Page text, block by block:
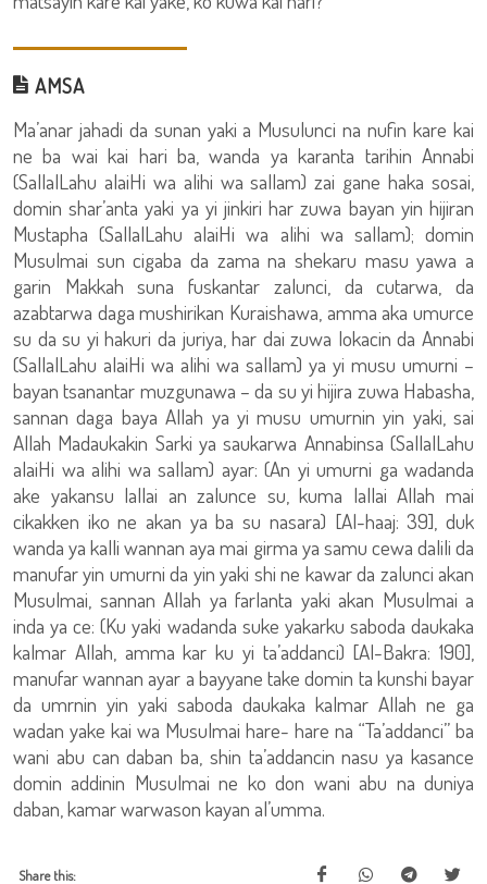
AMSA
Ma’anar jahadi da sunan yaki a Musulunci na nufin kare kai
ne ba wai kai hari ba, wanda ya karanta tarihin Annabi
(SallalLahu alaiHi wa alihi wa sallam) zai gane haka sosai,
domin shar’anta yaki ya yi jinkiri har zuwa bayan yin hijiran
Mustapha (SallalLahu alaiHi wa alihi wa sallam); domin
Musulmai sun cigaba da zama na shekaru masu yawa a
garin Makkah suna fuskantar zalunci, da cutarwa, da
azabtarwa daga mushirikan Kuraishawa, amma aka umurce
su da su yi hakuri da juriya, har dai zuwa lokacin da Annabi
(SallalLahu alaiHi wa alihi wa sallam) ya yi musu umurni –
bayan tsanantar muzgunawa – da su yi hijira zuwa Habasha,
sannan daga baya Allah ya yi musu umurnin yin yaki, sai
Allah Madaukakin Sarki ya saukarwa Annabinsa (SallalLahu
alaiHi wa alihi wa sallam) ayar: (An yi umurni ga wadanda
ake yakansu lallai an zalunce su, kuma lallai Allah mai
cikakken iko ne akan ya ba su nasara) [Al-haaj: 39], duk
wanda ya kalli wannan aya mai girma ya samu cewa dalili da
manufar yin umurni da yin yaki shi ne kawar da zalunci akan
Musulmai, sannan Allah ya farlanta yaki akan Musulmai a
inda ya ce: (Ku yaki wadanda suke yakarku saboda daukaka
kalmar Allah, amma kar ku yi ta’addanci) [Al-Bakra: 190],
manufar wannan ayar a bayyane take domin ta kunshi bayar
da umrnin yin yaki saboda daukaka kalmar Allah ne ga
wadan yake kai wa Musulmai hare- hare na “Ta’addanci” ba
wani abu can daban ba, shin ta’addancin nasu ya kasance
domin addinin Musulmai ne ko don wani abu na duniya
daban, kamar warwason kayan al’umma.
Share this: